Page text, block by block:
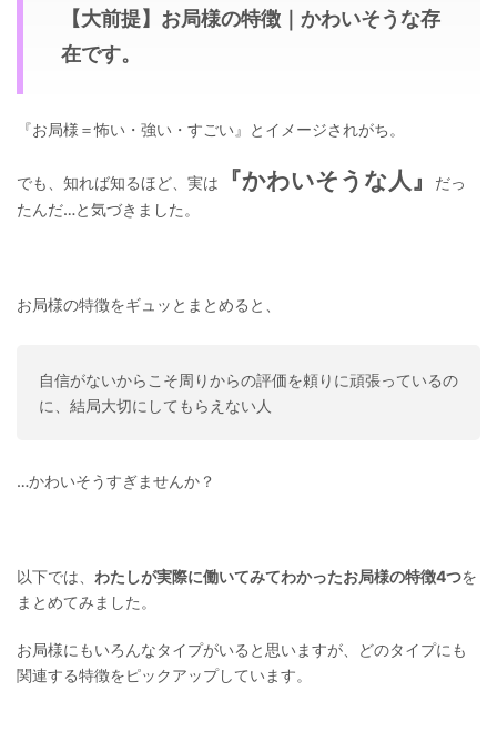
【大前提】お局様の特徴｜かわいそうな存
在です。
『お局様＝怖い・強い・すごい』とイメージされがち。
でも、知れば知るほど、実は 『かわいそうな人』
だっ
たんだ…と気づきました。
お局様の特徴をギュッとまとめると、
自信がないからこそ周りからの評価を頼りに頑張っているの
に、結局大切にしてもらえない人
…かわいそうすぎませんか？
以下では、 わたしが実際に働いてみてわかったお局様の特徴4つを
まとめてみました。
お局様にもいろんなタイプがいると思いますが、どのタイプにも
関連する特徴をピックアップしています。